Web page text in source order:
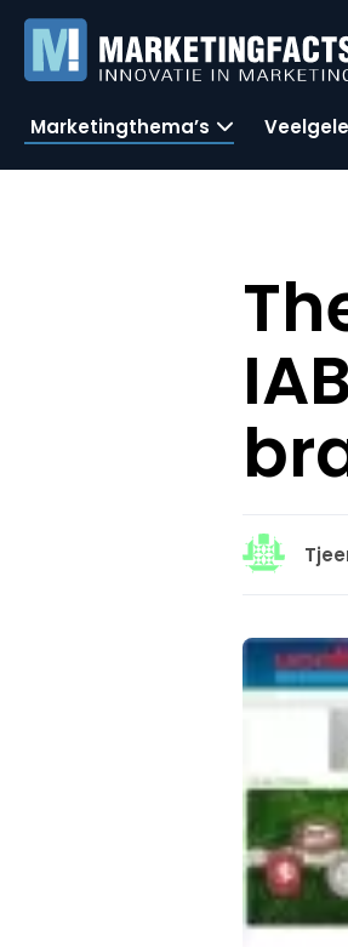
Marketingthema’s